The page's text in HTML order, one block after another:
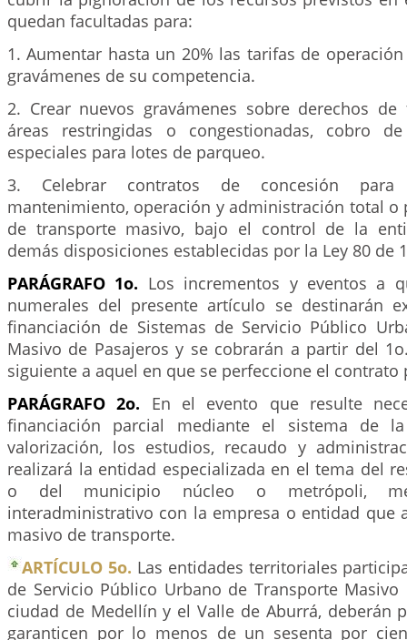
quedan facultadas para:
1. Aumentar hasta un 20% las tarifas de
gravámenes de su competencia.
2. Crear nuevos gravámenes sobre derechos
áreas restringidas o congestionadas, cobro
especiales para lotes de parqueo.
3. Celebrar contratos de concesión para
mantenimiento, operación y administración total o
de transporte masivo, bajo el control de la
demás disposiciones establecidas por la Ley 80 de
PARÁGRAFO 1o. Los incrementos y eventos a
numerales del presente artículo se destinarán
financiación de Sistemas de Servicio Público
Masivo de Pasajeros y se cobrarán a partir del
siguiente a aquel en que se perfeccione el contrato
PARÁGRAFO 2o. En el evento que resulte
financiación parcial mediante el sistema de
valorización, los estudios, recaudo y
realizará la entidad especializada en el tema del
o del municipio núcleo o metrópoli,
interadministrativo con la empresa o entidad que
masivo de transporte.
ARTÍCULO 5o. Las entidades territoriales
de Servicio Público Urbano de Transporte
ciudad de Medellín y el Valle de Aburrá, deberán
garanticen por lo menos de un sesenta por